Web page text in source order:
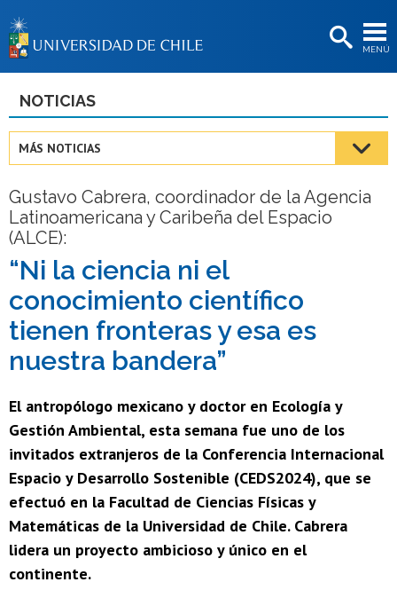
MENÚ
BIBLIOTECAS
Estudiantes
Académicas/os
Egresadas/os
NOTICIAS
MÁS NOTICIAS
Gustavo Cabrera, coordinador de la Agencia
Latinoamericana y Caribeña del Espacio
(ALCE):
“Ni la ciencia ni el
conocimiento científico
tienen fronteras y esa es
nuestra bandera”
El antropólogo mexicano y doctor en Ecología y
Gestión Ambiental, esta semana fue uno de los
invitados extranjeros de la Conferencia Internacional
Espacio y Desarrollo Sostenible (CEDS2024), que se
efectuó en la Facultad de Ciencias Físicas y
Matemáticas de la Universidad de Chile. Cabrera
lidera un proyecto ambicioso y único en el
continente.